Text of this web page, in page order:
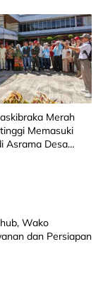
Merah
Memasuki
Asrama Desa
Wako
dan Persiapan